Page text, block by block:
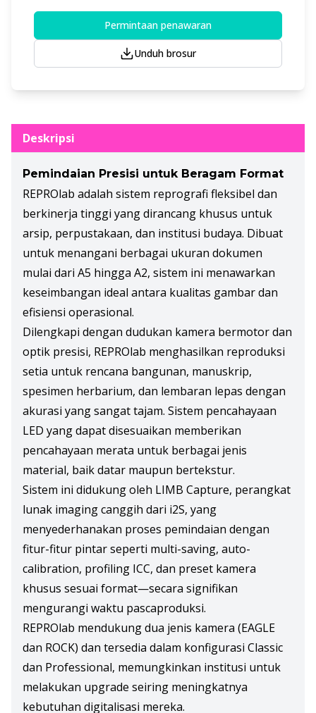
Permintaan penawaran
Unduh brosur
Deskripsi
Pemindaian Presisi untuk Beragam Format
REPROlab adalah sistem reprografi fleksibel dan
berkinerja tinggi yang dirancang khusus untuk
arsip, perpustakaan, dan institusi budaya. Dibuat
untuk menangani berbagai ukuran dokumen
mulai dari A5 hingga A2, sistem ini menawarkan
keseimbangan ideal antara kualitas gambar dan
efisiensi operasional.
Dilengkapi dengan dudukan kamera bermotor dan
optik presisi, REPROlab menghasilkan reproduksi
setia untuk rencana bangunan, manuskrip,
spesimen herbarium, dan lembaran lepas dengan
akurasi yang sangat tajam. Sistem pencahayaan
LED yang dapat disesuaikan memberikan
pencahayaan merata untuk berbagai jenis
material, baik datar maupun bertekstur.
Sistem ini didukung oleh LIMB Capture, perangkat
lunak imaging canggih dari i2S, yang
menyederhanakan proses pemindaian dengan
fitur-fitur pintar seperti multi-saving, auto-
calibration, profiling ICC, dan preset kamera
khusus sesuai format—secara signifikan
mengurangi waktu pascaproduksi.
REPROlab mendukung dua jenis kamera (EAGLE
dan ROCK) dan tersedia dalam konfigurasi Classic
dan Professional, memungkinkan institusi untuk
melakukan upgrade seiring meningkatnya
kebutuhan digitalisasi mereka.